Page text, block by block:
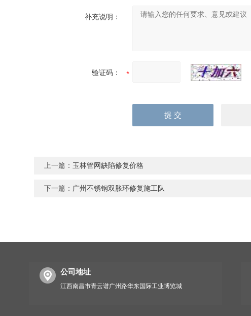
补充说明：
验证码：
上一篇： 玉林管网缺陷修复价格
下一篇： 广州不锈钢双胀环修复施工队
公司地址
江西南昌市青云谱广州路华东国际工业博览城